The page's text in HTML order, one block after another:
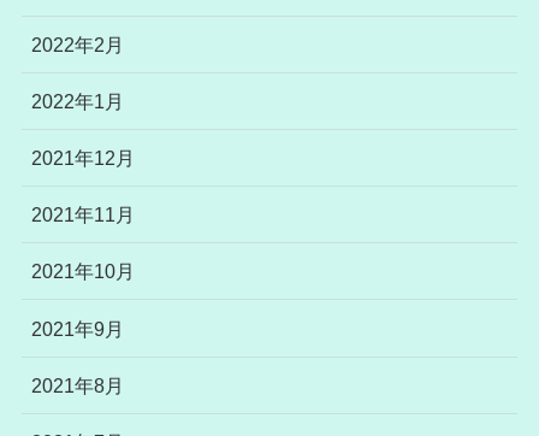
2022年2月
2022年1月
2021年12月
2021年11月
2021年10月
2021年9月
2021年8月